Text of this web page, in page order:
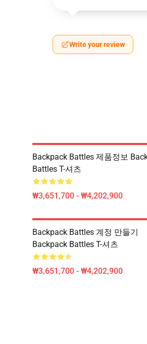
Write your review
Backpack Battles 제품정보
Battles T-셔츠
₩3,651,700 - ₩4,202,900
Backpack Battles 계정 만들기
Backpack Battles T-셔츠
₩3,651,700 - ₩4,202,900